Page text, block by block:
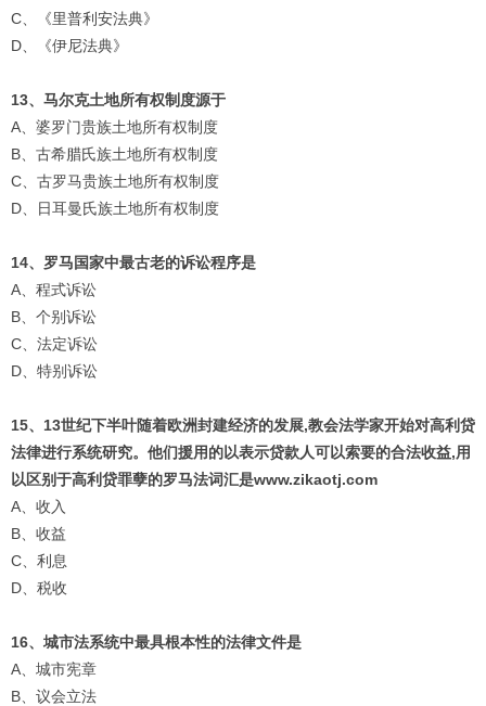
C、《里普利安法典》
D、《伊尼法典》
13、马尔克土地所有权制度源于
A、婆罗门贵族土地所有权制度
B、古希腊氏族土地所有权制度
C、古罗马贵族土地所有权制度
D、日耳曼氏族土地所有权制度
14、罗马国家中最古老的诉讼程序是
A、程式诉讼
B、个别诉讼
C、法定诉讼
D、特别诉讼
15、13世纪下半叶随着欧洲封建经济的发展,教会法学家开始对高利贷
法律进行系统研究。他们援用的以表示贷款人可以索要的合法收益,用
以区别于高利贷罪孽的罗马法词汇是www.zikaotj.com
A、收入
B、收益
C、利息
D、税收
16、城市法系统中最具根本性的法律文件是
A、城市宪章
B、议会立法